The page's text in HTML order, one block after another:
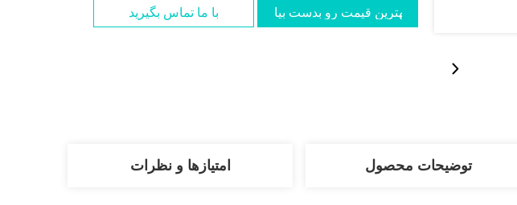
بهترین قیمت رو بدست بیار با ما تماس بگیرید
توضیحات محصول امتیازها و نظرات